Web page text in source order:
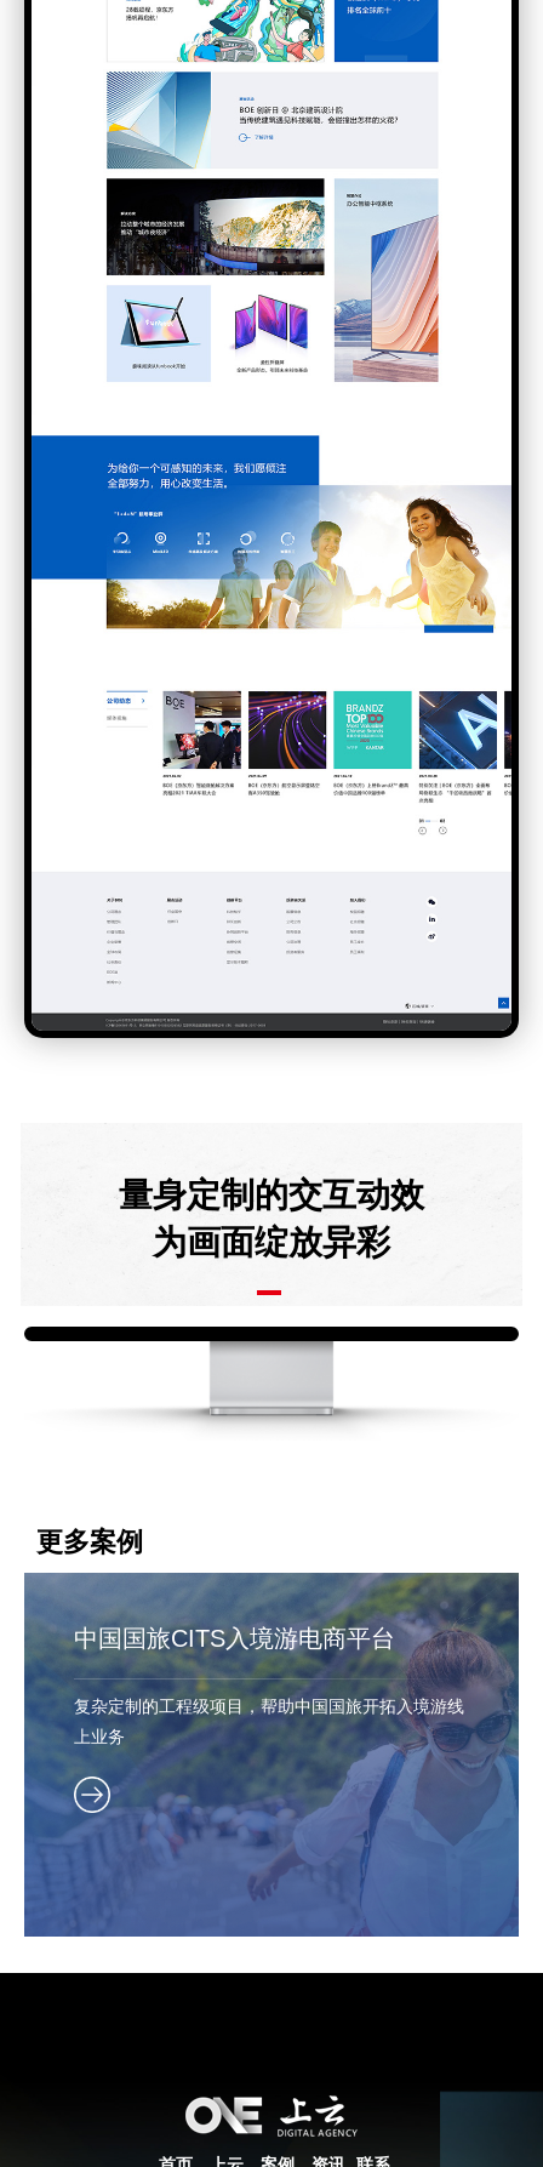
量身定制的交互动效
为画面绽放异彩
更多案例
中国国旅CITS入境游电商平台
复杂定制的工程级项目，帮助中国国旅开拓入境游线
上业务